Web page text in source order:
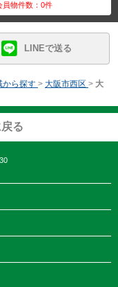
員物件数：0件
LINEで送る
から探す > 大阪市西区 > 大
る